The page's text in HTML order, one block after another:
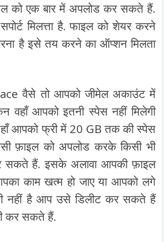
को एक बार में अपलोड कर सकते हैं.
मिलत्ता है. फाइल को शेयर करने
है इसे तय करने का ऑप्शन मिलता
वैसे तो आपको जीमेल अकाउंट में
वहाँ आपको इतनी स्पेस नहीं मिलेगी
आपको फ्री में 20 GB तक की स्पेस
फ़ाइल को अपलोड करके किसी भी
सकते हैं. इसके अलावा आपकी फ़ाइल
काम खत्म हो जाए या आपको लगे
नहीं है आप उसे डिलीट कर सकते हैं
कर सकते हैं.